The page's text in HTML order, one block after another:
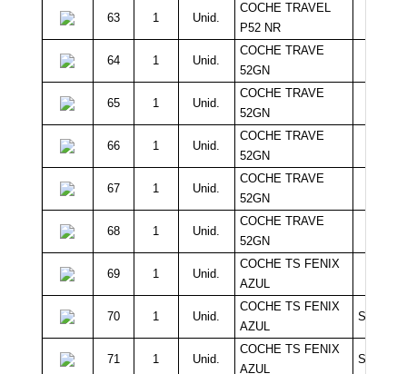
63 1 Unid.
COCHE TRAVEL
P52 NR
64 1 Unid.
COCHE TRAVE
52GN
65 1 Unid.
COCHE TRAVE
52GN
66 1 Unid.
COCHE TRAVE
52GN
67 1 Unid.
COCHE TRAVE
52GN
68 1 Unid.
COCHE TRAVE
52GN
69 1 Unid.
COCHE TS FENIX
AZUL
70 1 Unid.
COCHE TS FENIX
AZUL
Sin
71 1 Unid.
COCHE TS FENIX
AZUL
Sin